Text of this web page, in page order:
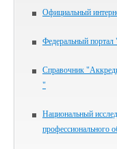
Официальный
Федеральный портал
Справочник
"
Национальный
профессионального